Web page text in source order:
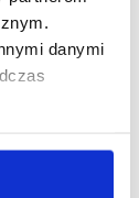
danymi